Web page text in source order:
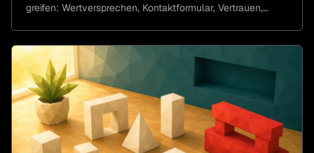
greifen: Wertversprechen, Kontaktformular, Vertrauen,